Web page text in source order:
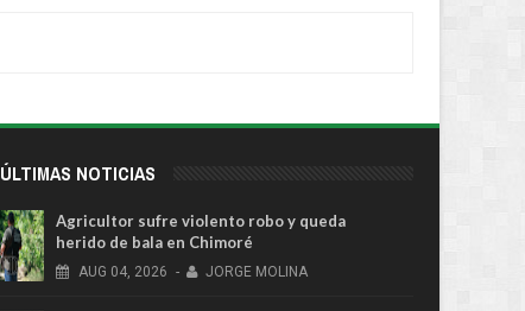
ÚLTIMAS NOTICIAS
Agricultor sufre violento robo y queda
herido de bala en Chimoré
AUG 04, 2026 - JORGE MOLINA